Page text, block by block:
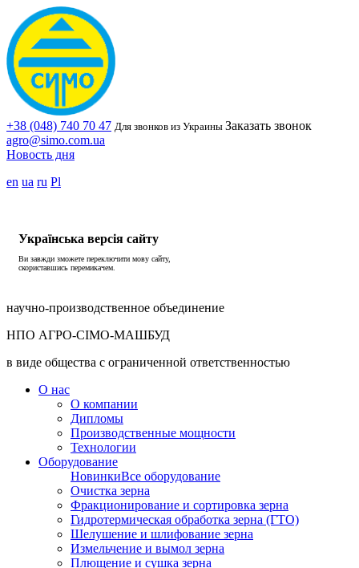
+38 (048) 740 70 47 Для звонков из Украины Заказать звонок
agro@simo.com.ua
Новость дня
en ua ru Pl
Українська версія сайту
Ви завжди зможете переключити мову сайту,
скориставшись перемикачем.
научно-производственное объединение
НПО АГРО-СІМО-МАШБУД
в виде общества с ограниченной ответственностью
О нас
О компании
Дипломы
Производственные мощности
Технологии
Оборудование
НовинкиВсе оборудование
Очистка зерна
Фракционирование и сортировка зерна
Гидротермическая обработка зерна (ГТО)
Шелушение и шлифование зерна
Измельчение и вымол зерна
Плющение и сушка зерна